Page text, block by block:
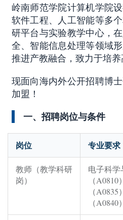
岭南师范学院计算机学院
软件工程、人工智能等多
研平台与实验教学中心，
全、智能信息处理等领域
推进产教融合，致力于培养
现面向海内外公开招聘博
加盟！
一、招聘岗位与条件
岗位 专业要求
教师（教学科研
岗）
电子科学
（
（
（A0840）